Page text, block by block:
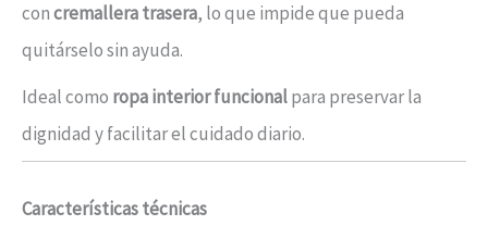
concremallera trasera, lo que impide que pueda
quitárselo sin ayuda.
Ideal como ropa interior funcionalpara preservar la
dignidad y facilitar el cuidado diario.
Características técnicas